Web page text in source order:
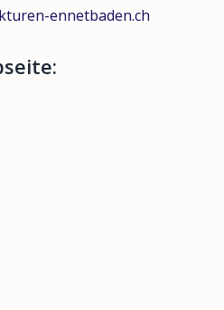
ennetbaden.ch